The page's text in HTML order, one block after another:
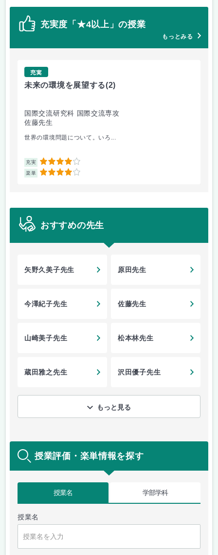
充実度「★4以上」の授業
もっとみる
充実
未来の環境を展望する(2)
国際交流研究科 国際交流専攻
佐藤先生
世界の環境問題について。いろ...
充実 4
楽単 4
おすすめの先生
矢野久美子先生 原田先生
今澤紀子先生 佐藤先生
山崎美子先生 松本林先生
蔵田雅之先生 沢田優子先生
もっと見る
授業評価・楽単情報を探す
授業名 学部学科
授業名